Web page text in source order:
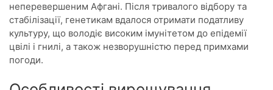
неперевершеним Афгані. Після тривалого відбору та
стабілізації, генетикам вдалося отримати податливу
культуру, що володіє високим імунітетом до епідемії
цвілі і гнилі, а також незворушністю перед примхами
погоди.